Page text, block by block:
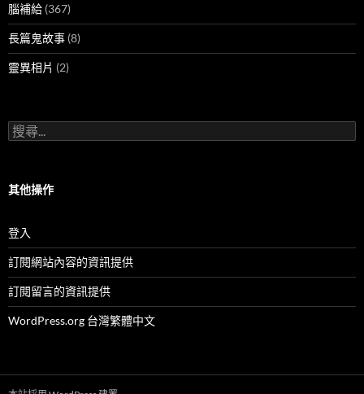
腦補給 (367)
長篇鬼故事 (8)
靈異相片 (2)
搜
尋
字:
其他操作
登入
訂閱網站內容的資訊提供
訂閱留言的資訊提供
WordPress.org 台灣繁體中文